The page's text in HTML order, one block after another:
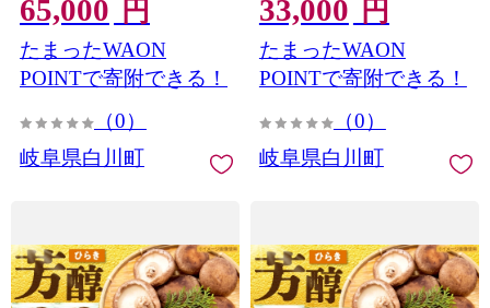
水しいたけ園 [AWAY009]
65,000 円
たまったWAON
POINTで寄附できる！
（0）
岐阜県白川町
水しいたけ園 [AWAY008]
33,000 円
たまったWAON
POINTで寄附できる！
（0）
岐阜県白川町